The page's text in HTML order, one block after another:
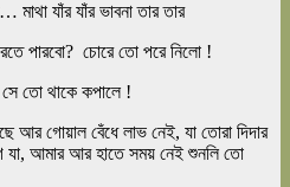
যাঁর যাঁর ভাবনা তার তার
পারবো? চোরে তো পরে নিলো !
তো থাকে কপালে !
আর গোয়াল বেঁধে লাভ নেই, যা তোরা দিদার
যা, আমার আর হাতে সময় নেই শুনলি তো